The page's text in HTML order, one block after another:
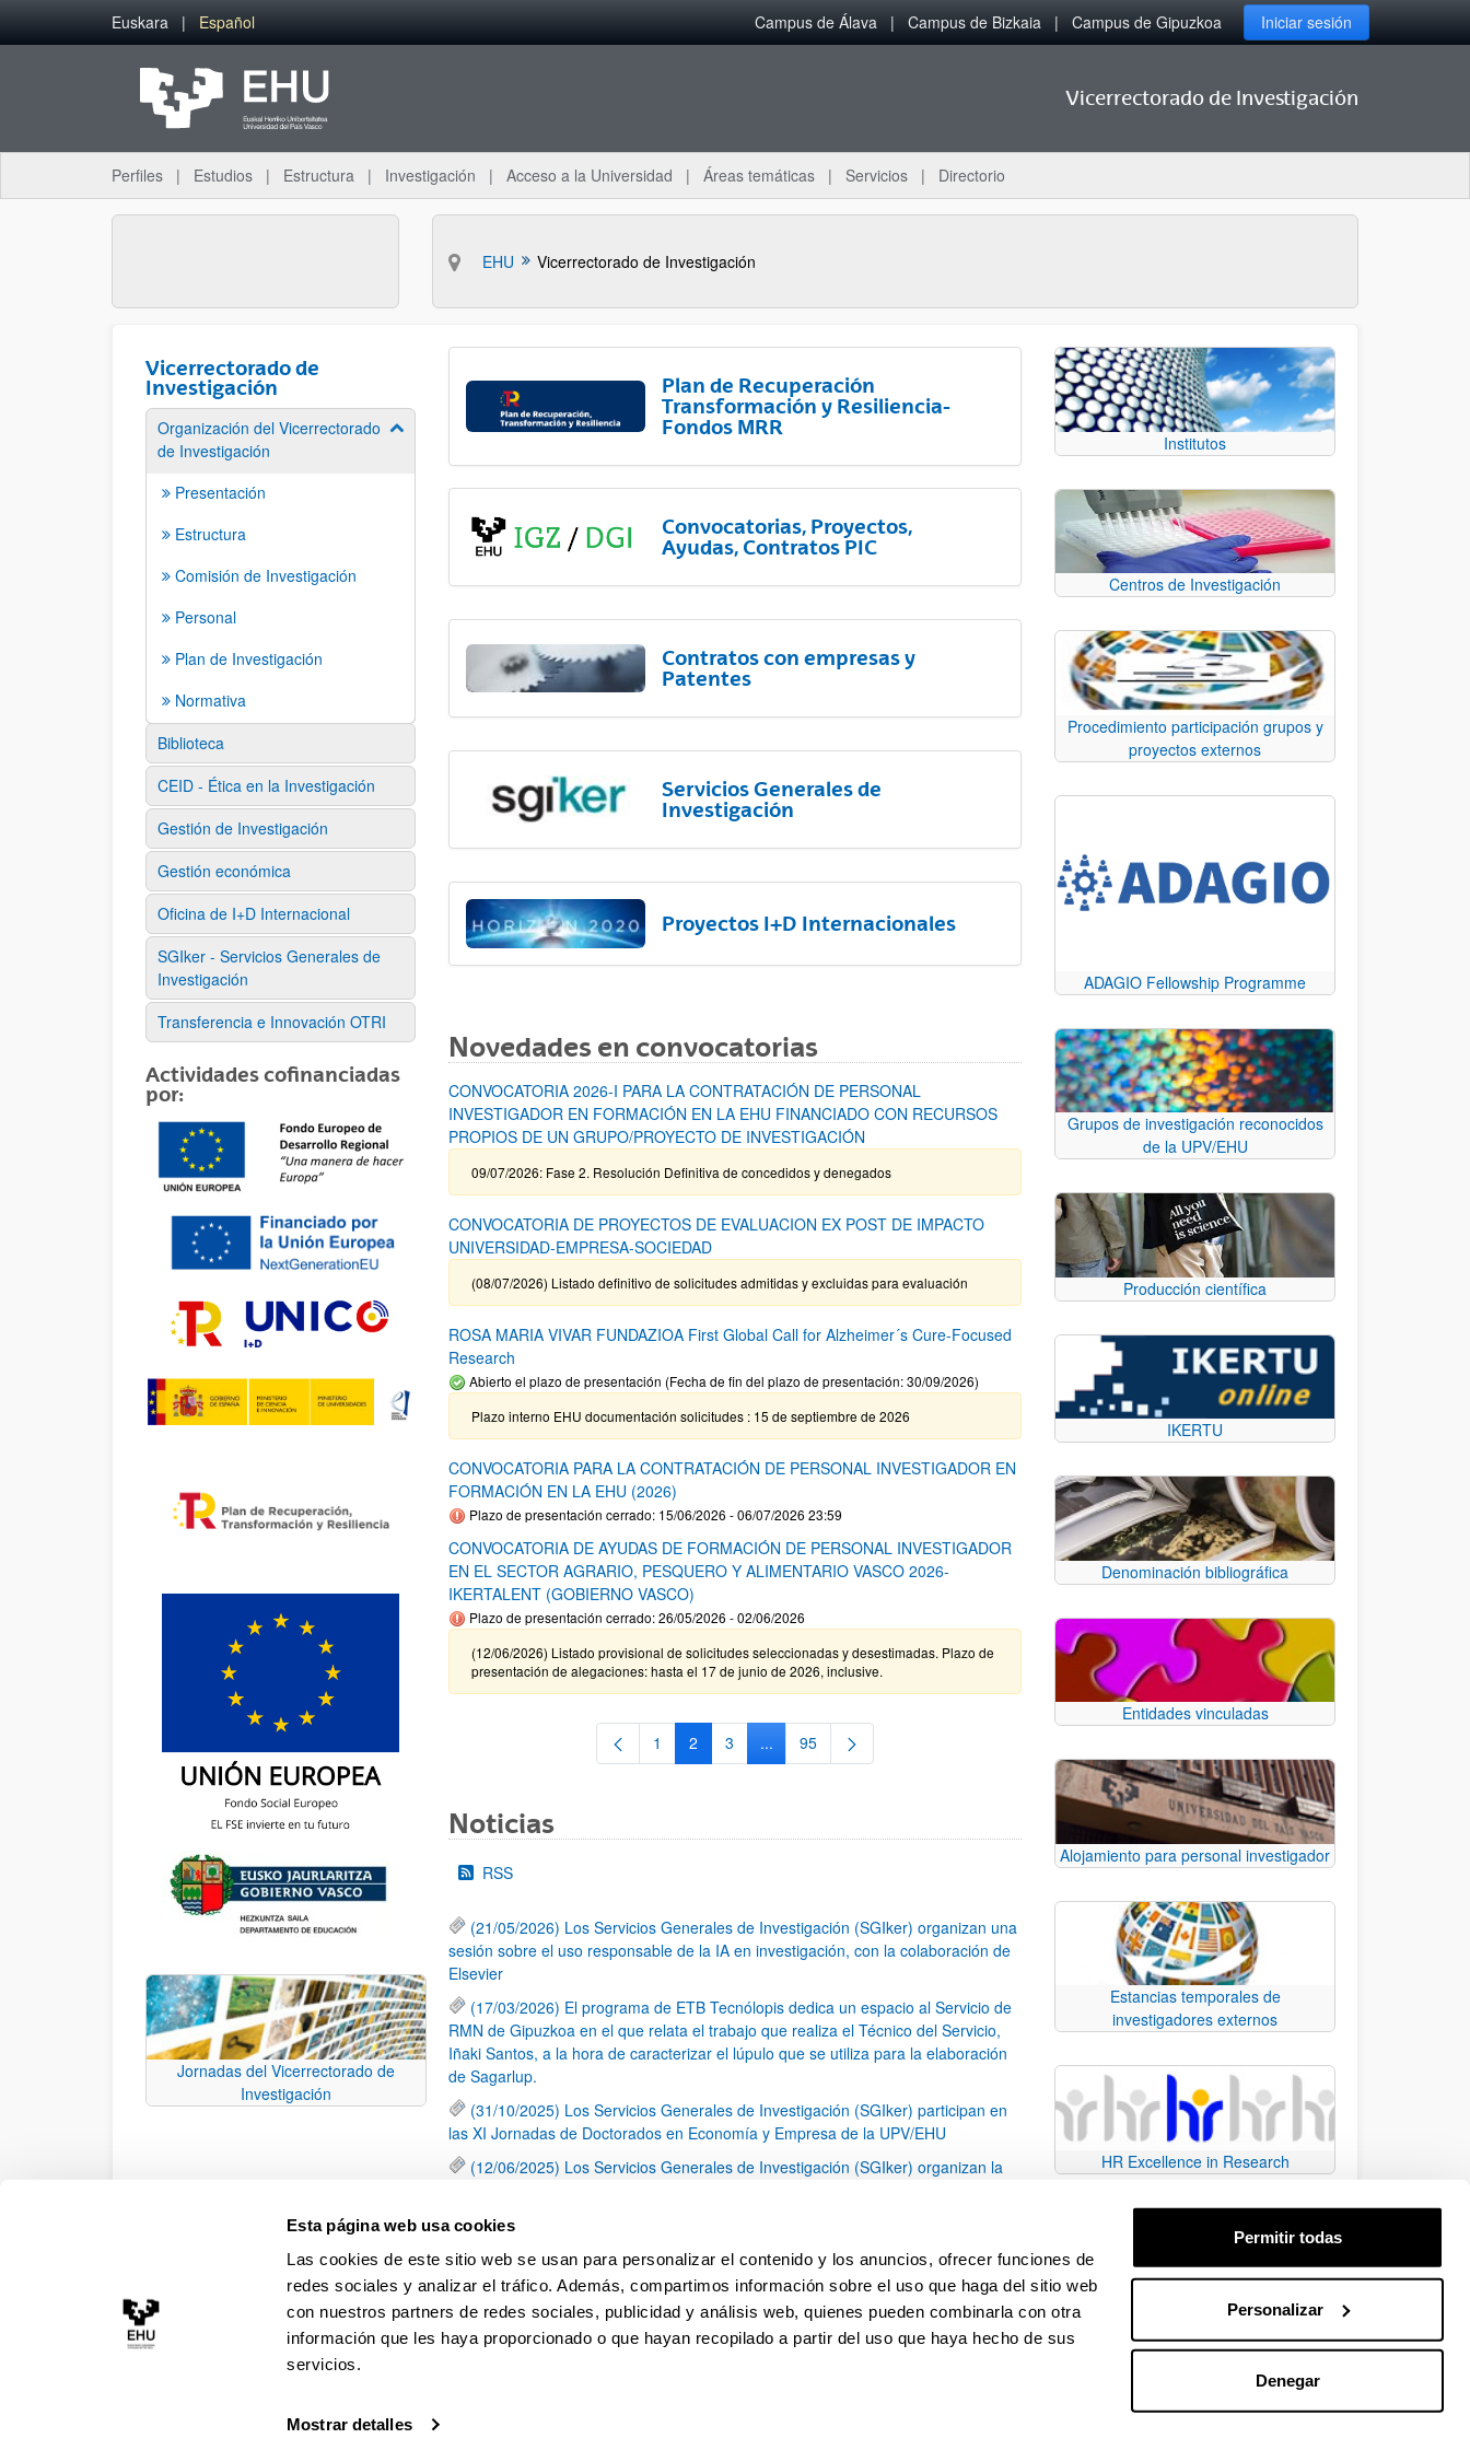
Esta página web usa cookies
Las cookies de este sitio web se usan para personalizar el contenido y los anuncios, ofrecer funciones de
redes sociales y analizar el tráfico. Además, compartimos información sobre el uso que haga del sitio web
con nuestros partners de redes sociales, publicidad y análisis web, quienes pueden combinarla con otra
información que les haya proporcionado o que hayan recopilado a partir del uso que haya hecho de sus
servicios.
Mostrar detalles
Permitir todas
Personalizar
Denegar
Saltar al contenido principal
Euskara Español Campus de Álava Campus de Bizkaia Campus de Gipuzkoa Iniciar sesión
Vicerrectorado de Investigación
Perfiles Estudios Estructura Investigación Acceso a la Universidad Áreas temáticas Servicios Directorio
EHU Vicerrectorado de Investigación
Vicerrectorado de
Investigación
Organización del Vicerrectorado
de Investigación
Mostrar/ocultar subpáginas
Presentación
Estructura
Comisión de Investigación
Personal
Plan de Investigación
Normativa
Biblioteca
CEID - Ética en la Investigación
Gestión de Investigación
Gestión económica
Oficina de I+D Internacional
SGIker - Servicios Generales de
Investigación
Transferencia e Innovación OTRI
Actividades cofinanciadas
por:
Jornadas del Vicerrectorado de
Investigación
Plan de Recuperación
Transformación y Resiliencia-
Fondos MRR
Convocatorias, Proyectos,
Ayudas, Contratos PIC
Contratos con empresas y
Patentes
Servicios Generales de
Investigación
Proyectos I+D Internacionales
Novedades en convocatorias
CONVOCATORIA 2026-I PARA LA CONTRATACIÓN DE PERSONAL
INVESTIGADOR EN FORMACIÓN EN LA EHU FINANCIADO CON RECURSOS
PROPIOS DE UN GRUPO/PROYECTO DE INVESTIGACIÓN
09/07/2026: Fase 2. Resolución Definitiva de concedidos y denegados
CONVOCATORIA DE PROYECTOS DE EVALUACION EX POST DE IMPACTO
UNIVERSIDAD-EMPRESA-SOCIEDAD
(08/07/2026) Listado definitivo de solicitudes admitidas y excluidas para evaluación
ROSA MARIA VIVAR FUNDAZIOA First Global Call for Alzheimer´s Cure-Focused
Research
Abierto el plazo de presentación (Fecha de fin del plazo de presentación: 30/09/2026)
Plazo interno EHU documentación solicitudes : 15 de septiembre de 2026
CONVOCATORIA PARA LA CONTRATACIÓN DE PERSONAL INVESTIGADOR EN
FORMACIÓN EN LA EHU (2026)
Plazo de presentación cerrado: 15/06/2026 - 06/07/2026 23:59
CONVOCATORIA DE AYUDAS DE FORMACIÓN DE PERSONAL INVESTIGADOR
EN EL SECTOR AGRARIO, PESQUERO Y ALIMENTARIO VASCO 2026-
IKERTALENT (GOBIERNO VASCO)
Plazo de presentación cerrado: 26/05/2026 - 02/06/2026
(12/06/2026) Listado provisional de solicitudes seleccionadas y desestimadas. Plazo de
presentación de alegaciones: hasta el 17 de junio de 2026, inclusive.
Página
1 Página
2 Página
3 ...Páginas intermedias Use TAB para desplazarse.
Página
95
Noticias
RSS
(21/05/2026) Los Servicios Generales de Investigación (SGIker) organizan una
sesión sobre el uso responsable de la IA en investigación, con la colaboración de
Elsevier
(17/03/2026) El programa de ETB Tecnólopis dedica un espacio al Servicio de
RMN de Gipuzkoa en el que relata el trabajo que realiza el Técnico del Servicio,
Iñaki Santos, a la hora de caracterizar el lúpulo que se utiliza para la elaboración
de Sagarlup.
(31/10/2025) Los Servicios Generales de Investigación (SGIker) participan en
las XI Jornadas de Doctorados en Economía y Empresa de la UPV/EHU
(12/06/2025) Los Servicios Generales de Investigación (SGIker) organizan la
una caracterización química de dos variedades de lúpulo silvestre
Página
1 Página
2 Página
3 ...
Páginas intermedias Use TAB para desplazarse.
Página
79
Institutos
Centros de Investigación
Procedimiento participación grupos y
proyectos externos
ADAGIO Fellowship Programme
Grupos de investigación reconocidos
de la UPV/EHU
Producción científica
IKERTU
Denominación bibliográfica
Entidades vinculadas
Alojamiento para personal investigador
Estancias temporales de
investigadores externos
HR Excellence in Research